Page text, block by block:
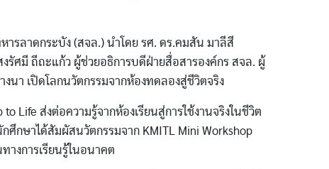
ารลาดกระบัง (สจล.) นำโดย รศ. ดร.คมสัน มาลีสี
รัศมี ถีถะแก้ว ผู้ช่วยอธิการบดีฝ่ายสื่อสารองค์กร สจล. ผู้
นา เปิดโลกนวัตกรรมจากห้องทดลองสู่ชีวิตจริง
Life ส่งต่อความรู้จากห้องเรียนสู่การใช้งานจริงในชีวิต
ศึกษาได้สัมผัสนวัตกรรมจาก KMITL Mini Workshop
งการเรียนรู้ในอนาคต